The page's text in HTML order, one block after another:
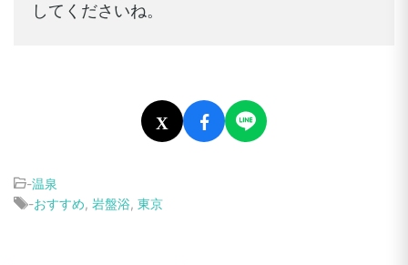
してくださいね。
X
-温泉
-おすすめ, 岩盤浴, 東京